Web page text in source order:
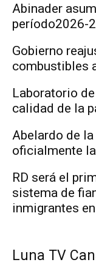
Abinader
período2026-
Gobierno
combustibles
Laboratorio
calidad de la
Abelardo de
oficialmente
RD será el
sistema de
inmigrantes
Luna TV